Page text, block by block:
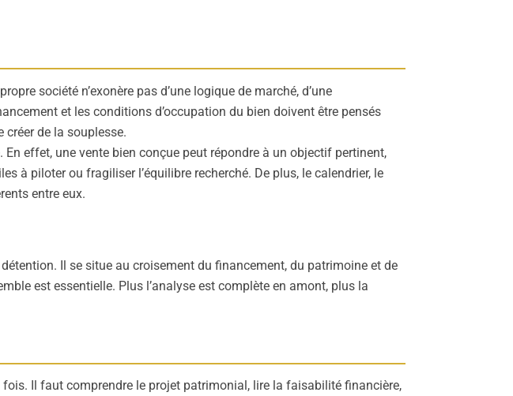
société n’exonère pas d’une logique de marché, d’une
et les conditions d’occupation du bien doivent être pensés
créer de la souplesse.
effet, une vente bien conçue peut répondre à un objectif pertinent,
à piloter ou fragiliser l’équilibre recherché. De plus, le calendrier, le
entre eux.
Il se situe au croisement du financement, du patrimoine et de
est essentielle. Plus l’analyse est complète en amont, plus la
Il faut comprendre le projet patrimonial, lire la faisabilité financière,